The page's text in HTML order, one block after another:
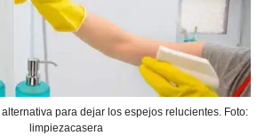
para dejar los espejos relucientes. Foto:
limpiezacasera